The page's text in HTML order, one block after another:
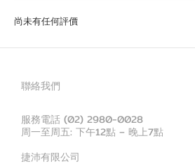
尚未有任何評價
聯絡我們
服務電話 (02) 2980-0028
周一至周五: 下午12點 – 晚上7點
捷沛有限公司